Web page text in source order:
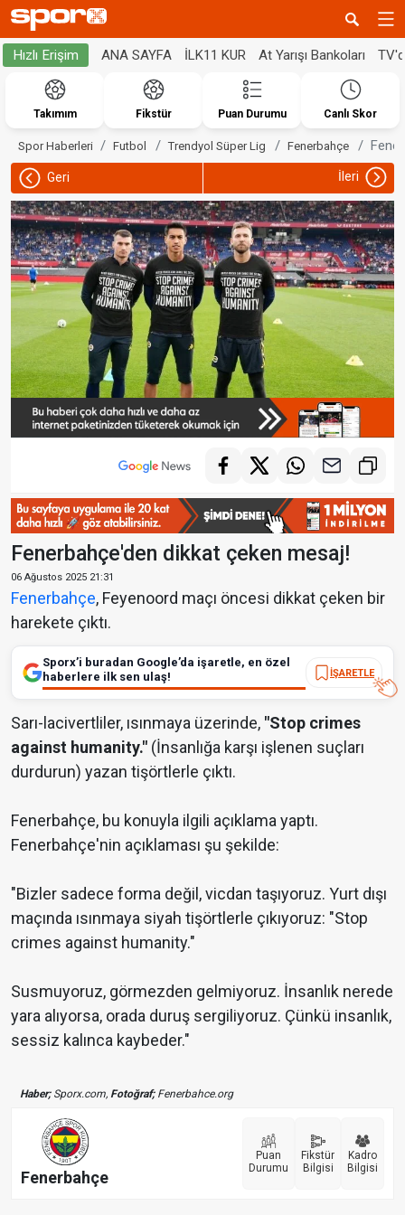
Hızlı Erişim ANA SAYFA İLK11 KUR At Yarışı Bankoları
Takımım Fikstür Puan Durumu Canlı Skor
Spor Haberleri Futbol Trendyol Süper Lig Fenerbahçe
Geri İleri
Fenerbahçe'den dikkat çeken mesaj!
06 Ağustos 2025 21:31
Fenerbahçe, Feyenoord maçı öncesi dikkat çeken bir
harekete çıktı.
Sporx’i buradan Google’da işaretle, en özel
haberlere ilk sen ulaş!
İŞARETLE
Sarı-lacivertliler, ısınmaya üzerinde, "Stop crimes
against humanity." (İnsanlığa karşı işlenen suçları
durdurun) yazan tişörtlerle çıktı.
Fenerbahçe, bu konuyla ilgili açıklama yaptı.
Fenerbahçe'nin açıklaması şu şekilde:
"Bizler sadece forma değil, vicdan taşıyoruz. Yurt dışı
maçında ısınmaya siyah tişörtlerle çıkıyoruz: "Stop
crimes against humanity."
Susmuyoruz, görmezden gelmiyoruz. İnsanlık nerede
yara alıyorsa, orada duruş sergiliyoruz. Çünkü insanlık,
sessiz kalınca kaybeder."
Haber;Sporx.com, Fotoğraf;Fenerbahce.org
Fenerbahçe
Puan
Durumu
Fikstür
Bilgisi
Kadro
Bilgisi